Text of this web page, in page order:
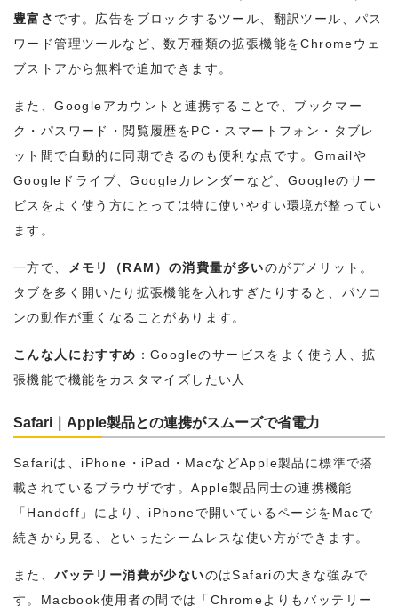
豊富さ です。広告をブロックするツール、翻訳ツール、パス
ワード管理ツールなど、数万種類の拡張機能をChromeウェ
ブストアから無料で追加できます。
また、Googleアカウントと連携することで、ブックマー
ク・パスワード・閲覧履歴をPC・スマートフォン・タブレ
ット間で自動的に同期できるのも便利な点です。Gmailや
Googleドライブ、Googleカレンダーなど、Googleのサー
ビスをよく使う方にとっては特に使いやすい環境が整ってい
ます。
一方で、 メモリ（RAM）の消費量が多いのがデメリット。
タブを多く開いたり拡張機能を入れすぎたりすると、パソコ
ンの動作が重くなることがあります。
こんな人におすすめ ：Googleのサービスをよく使う人、拡
張機能で機能をカスタマイズしたい人
Safari｜Apple製品との連携がスムーズで省電力
Safariは、iPhone・iPad・MacなどApple製品に標準で搭
載されているブラウザです。Apple製品同士の連携機能
「Handoff」により、iPhoneで開いているページをMacで
続きから見る、といったシームレスな使い方ができます。
また、バッテリー消費が少ないのはSafariの大きな強みで
す。Macbook使用者の間では「Chromeよりもバッテリー